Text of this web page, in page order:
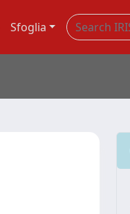
Sfoglia